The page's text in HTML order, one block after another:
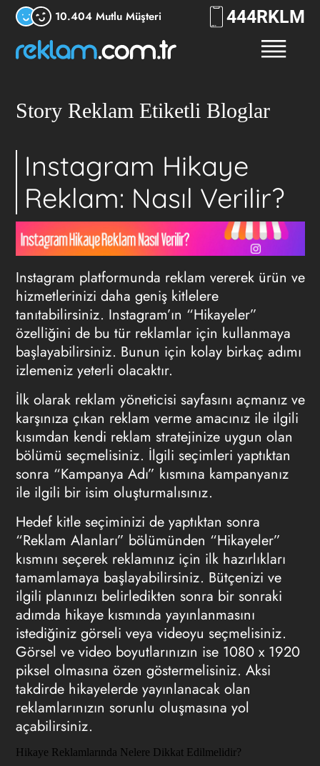
10.404 Mutlu Müşteri 444RKLM
Story Reklam Etiketli Bloglar
Instagram Hikaye
Reklam: Nasıl Verilir?
Instagram platformunda reklam vererek ürün ve
hizmetlerinizi daha geniş kitlelere
tanıtabilirsiniz. Instagram’ın “Hikayeler”
özelliğini de bu tür reklamlar için kullanmaya
başlayabilirsiniz. Bunun için kolay birkaç adımı
izlemeniz yeterli olacaktır.
İlk olarak reklam yöneticisi sayfasını açmanız ve
karşınıza çıkan reklam verme amacınız ile ilgili
kısımdan kendi reklam stratejinize uygun olan
bölümü seçmelisiniz. İlgili seçimleri yaptıktan
sonra “Kampanya Adı” kısmına kampanyanız
ile ilgili bir isim oluşturmalısınız.
Hedef kitle seçiminizi de yaptıktan sonra
“Reklam Alanları” bölümünden “Hikayeler”
kısmını seçerek reklamınız için ilk hazırlıkları
tamamlamaya başlayabilirsiniz. Bütçenizi ve
ilgili planınızı belirledikten sonra bir sonraki
adımda hikaye kısmında yayınlanmasını
istediğiniz görseli veya videoyu seçmelisiniz.
Görsel ve video boyutlarınızın ise 1080 x 1920
piksel olmasına özen göstermelisiniz. Aksi
takdirde hikayelerde yayınlanacak olan
reklamlarınızın sorunlu oluşmasına yol
açabilirsiniz.
Hikaye Reklamlarında Nelere Dikkat Edilmelidir?